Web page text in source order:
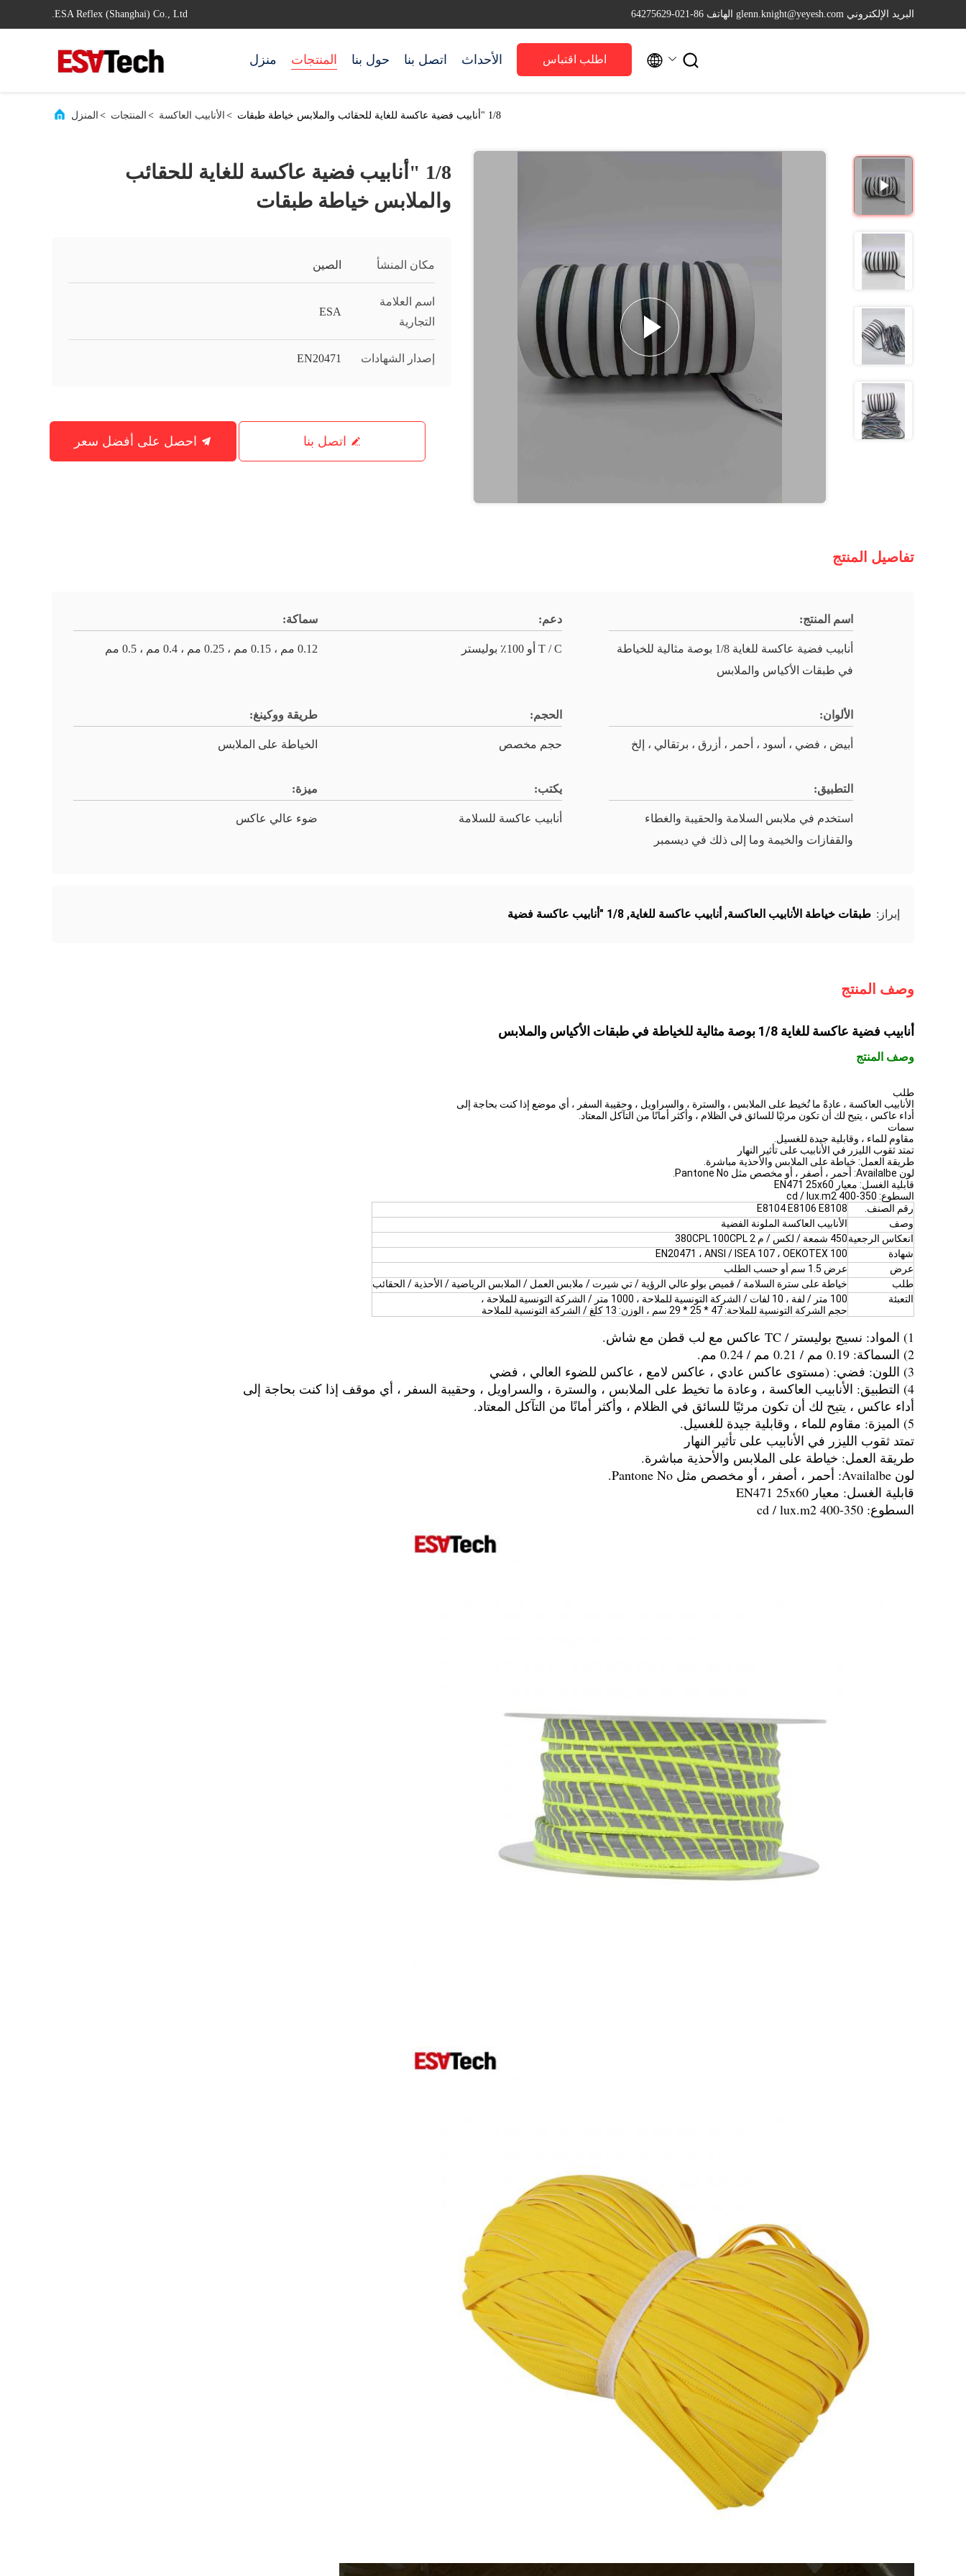
ESA Reflex (Shanghai) Co., Ltd. البريد الإلكتروني glenn.knight@yeyesh.com الهاتف 86-021-64275629
منزل المنتجات حول بنا اتصل بنا الأحداث اطلب اقتباس  
المنزل > المنتجات > الأنابيب العاكسة > 1/8 "أنابيب فضية عاكسة للغاية للحقائب والملابس خياطة طبقات
1/8 "أنابيب فضية عاكسة للغاية للحقائب
والملابس خياطة طبقات
مكان المنشأ الصين
اسم العلامة
التجارية
ESA
إصدار الشهادات EN20471
اتصل بنا
تفاصيل المنتج
اسم المنتج:
أنابيب فضية عاكسة للغاية 1/8 بوصة مثالية للخياطة
في طبقات الأكياس والملابس
دعم:
T / C أو 100٪ بوليستر
سماكة:
0.12 مم ، 0.15 مم ، 0.25 مم ، 0.4 مم ، 0.5 مم
الألوان:
أبيض ، فضي ، أسود ، أحمر ، أزرق ، برتقالي ، إلخ
الحجم:
حجم مخصص
طريقة ووكينغ:
الخياطة على الملابس
التطبيق:
استخدم في ملابس السلامة والحقيبة والغطاء
والقفازات والخيمة وما إلى ذلك في ديسمبر
يكتب:
أنابيب عاكسة للسلامة
ميزة:
ضوء عالي عاكس
إبراز: طبقات خياطة الأنابيب العاكسة, أنابيب عاكسة للغاية, 1/8 "أنابيب عاكسة فضية
وصف المنتج
أنابيب فضية عاكسة للغاية 1/8 بوصة مثالية للخياطة في طبقات الأكياس والملابس
وصف المنتج
طلب
الأنابيب العاكسة ، عادةً ما تُخيط على الملابس ، والسترة ، والسراويل ، وحقيبة السفر ، أي موضع إذا كنت بحاجة إلى
أداء عاكس ، يتيح لك أن تكون مرئيًا للسائق في الظلام ، وأكثر أمانًا من التآكل المعتاد.
سمات
مقاوم للماء ، وقابلية جيدة للغسيل.
تمتد ثقوب الليزر في الأنابيب على تأثير النهار
طريقة العمل: خياطة على الملابس والأحذية مباشرة.
لون Availalbe: أحمر ، أصفر ، أو مخصص مثل Pantone No.
قابلية الغسل: معيار EN471 25x60
السطوع: 350-400 cd / lux.m2
رقم الصنف.
E8104 E8106 E8108
وصف
الأنابيب العاكسة الملونة الفضية
انعكاس الرجعية450 شمعة / لكس / م 2 380CPL 100CPL
شهادة
EN20471 ، ANSI / ISEA 107 ، OEKOTEX 100
عرض
عرض 1.5 سم أو حسب الطلب
طلب
خياطة على سترة السلامة / قميص بولو عالي الرؤية / تي شيرت / ملابس العمل / الملابس الرياضية / الأحذية / الحقائب
التعبئة
100 متر / لفة ، 10 لفات / الشركة التونسية للملاحة ، 1000 متر / الشركة التونسية للملاحة ،
حجم الشركة التونسية للملاحة: 47 * 25 * 29 سم ، الوزن: 13 كلغ / الشركة التونسية للملاحة
1) المواد: نسيج بوليستر / TC عاكس مع لب قطن مع شاش.
2) السماكة: 0.19 مم / 0.21 مم / 0.24 مم.
3) اللون: فضي: (مستوى عاكس عادي ، عاكس لامع ، عاكس للضوء العالي ، فضي
4) التطبيق: الأنابيب العاكسة ، وعادة ما تخيط على الملابس ، والسترة ، والسراويل ، وحقيبة السفر ، أي موقف إذا كنت بحاجة إلى
أداء عاكس ، يتيح لك أن تكون مرئيًا للسائق في الظلام ، وأكثر أمانًا من التآكل المعتاد.
5) الميزة: مقاوم للماء ، وقابلية جيدة للغسيل.
تمتد ثقوب الليزر في الأنابيب على تأثير النهار
طريقة العمل: خياطة على الملابس والأحذية مباشرة.
لون Availalbe: أحمر ، أصفر ، أو مخصص مثل Pantone No.
قابلية الغسل: معيار EN471 25x60
السطوع: 350-400 cd / lux.m2